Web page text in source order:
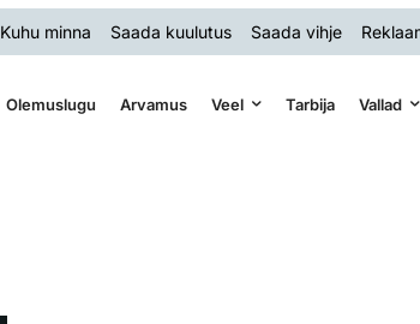
Kuhu minna Saada kuulutus Saada vihje
Olemuslugu Arvamus Veel Tarbija Vallad